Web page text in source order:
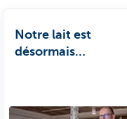
Notre lait est
désormais